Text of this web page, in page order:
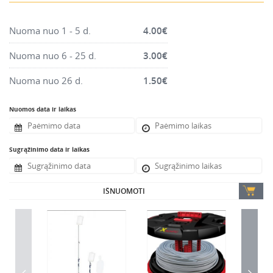
Pneumatika
Pastoliai, bokšteliai, stelažai, tvoros, statramščiai,
perdangos
Plytelių, blokelių, polistirolo pjovimo įrankiai
Santechnikos įrankiai
Šildytuvai, kaloriferiai, kondicionieriai, jonizatoriai
Sodo ir miško įranga
Suvirinimo įranga
Vandens ir purvo siurbliai
Valymo įranga
Viniakaliai, kabiakalės, šaudykliai
Nuoma nuo 1 - 5 d. 4.00€
Nuoma nuo 6 - 25 d. 3.00€
Nuoma nuo 26 d. 1.50€
Nuomos data ir laikas
Sugrąžinimo data ir laikas
IŠNUOMOTI